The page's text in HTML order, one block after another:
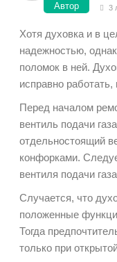
Автор 3
Хотя духовка и в
надежностью,
поломок в ней.
исправно работать,
Перед началом
вентиль подачи
отдельностоящий
конфорками.
вентиля подачи
Случается, что
положенные
Тогда
только при